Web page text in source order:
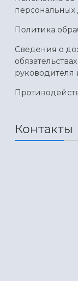
персональных
Политика
Сведения о
руководителя
Контакты